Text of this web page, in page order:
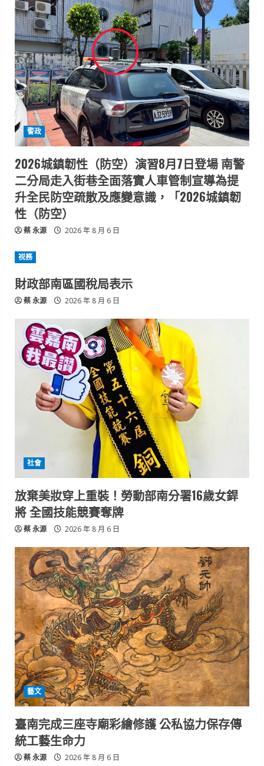
警政
2026城鎮韌性（防空）演習8月7日登場 南警
二分局走入街巷全面落實人車管制宣導為提
升全民防空疏散及應變意識，「2026城鎮韌
性（防空）
蔡 永源 2026 年 8 月 6 日
祱務
財政部南區國稅局表示
蔡 永源 2026 年 8 月 6 日
社會
放棄美妝穿上重裝！勞動部南分署16歲女銲
將 全國技能競賽奪牌
蔡 永源 2026 年 8 月 6 日
藝文
臺南完成三座寺廟彩繪修護 公私協力保存傳
統工藝生命力
蔡 永源 2026 年 8 月 6 日